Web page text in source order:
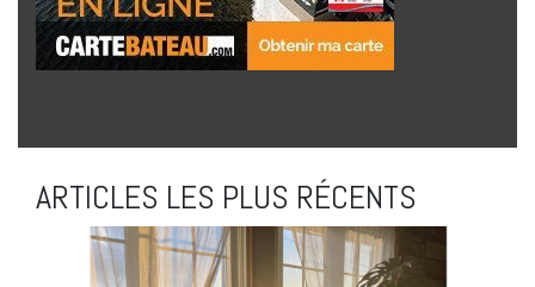
ARTICLES LES PLUS RÉCENTS